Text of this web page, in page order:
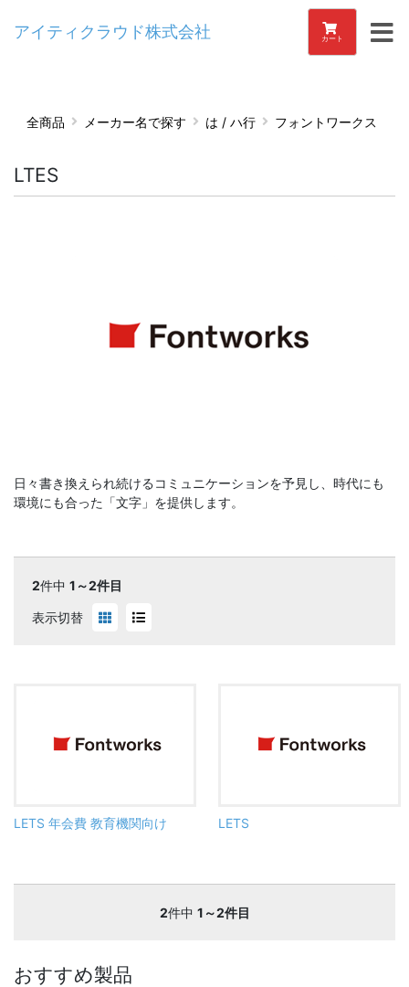
アイティクラウド株式会社 カート
全商品 メーカー名で探す は / ハ行 フォントワークス
LTES
日々書き換えられ続けるコミュニケーションを予見し、時代にも
環境にも合った「文字」を提供します。
2件中 1～2件目
表示切替
LETS 年会費 教育機関向け LETS
2件中 1～2件目
おすすめ製品